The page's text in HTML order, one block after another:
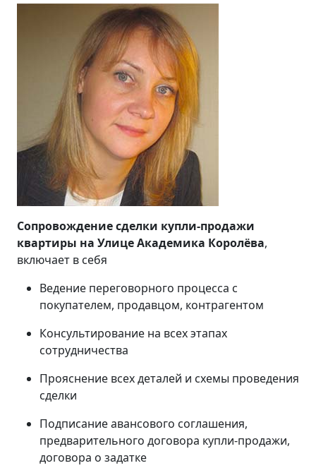
Сопровождение сделки купли-продажи
квартиры на Улице Академика Королёва,
включает в себя
Ведение переговорного процесса с
покупателем, продавцом, контрагентом
Консультирование на всех этапах
сотрудничества
Прояснение всех деталей и схемы проведения
сделки
Подписание авансового соглашения,
предварительного договора купли-продажи,
договора о задатке